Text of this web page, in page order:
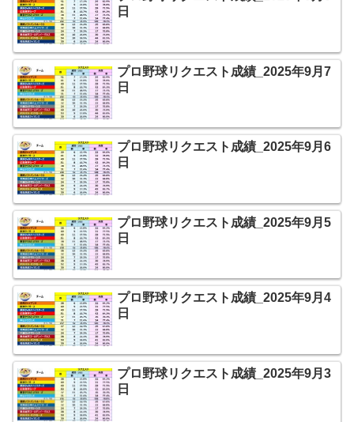
日
プロ野球リクエスト成績_2025年9月7
日
プロ野球リクエスト成績_2025年9月6
日
プロ野球リクエスト成績_2025年9月5
日
プロ野球リクエスト成績_2025年9月4
日
プロ野球リクエスト成績_2025年9月3
日